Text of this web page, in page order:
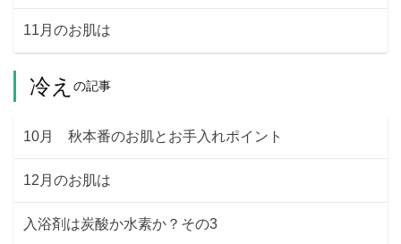
11月のお肌は
冷え の記事
10月 秋本番のお肌とお手入れポイント
12月のお肌は
入浴剤は炭酸か水素か？その3